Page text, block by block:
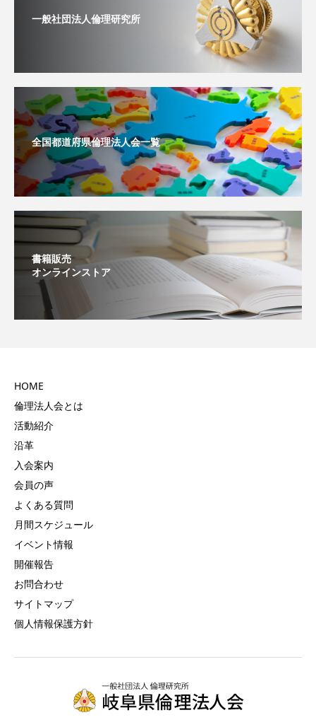
一般社団法人倫理研究所
全国都道府県倫理法人会一覧
書籍販売
オンラインストア
HOME
倫理法人会とは
活動紹介
沿革
入会案内
会員の声
よくある質問
月間スケジュール
イベント情報
開催報告
お問合わせ
サイトマップ
個人情報保護方針